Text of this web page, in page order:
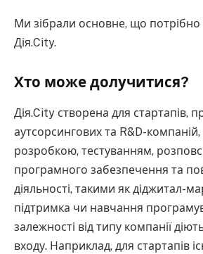
Ми зібрали основне, що
Дія.City.
Хто може долучитися?
Дія.City створена для стартапів,
аутсорсингових та R&D-
розробкою, тестуванням,
програмного забезпечення та
діяльності, такими як діджитал-
підтримка чи навчання
залежності від типу компанії діють
входу. Наприклад, для стартапів